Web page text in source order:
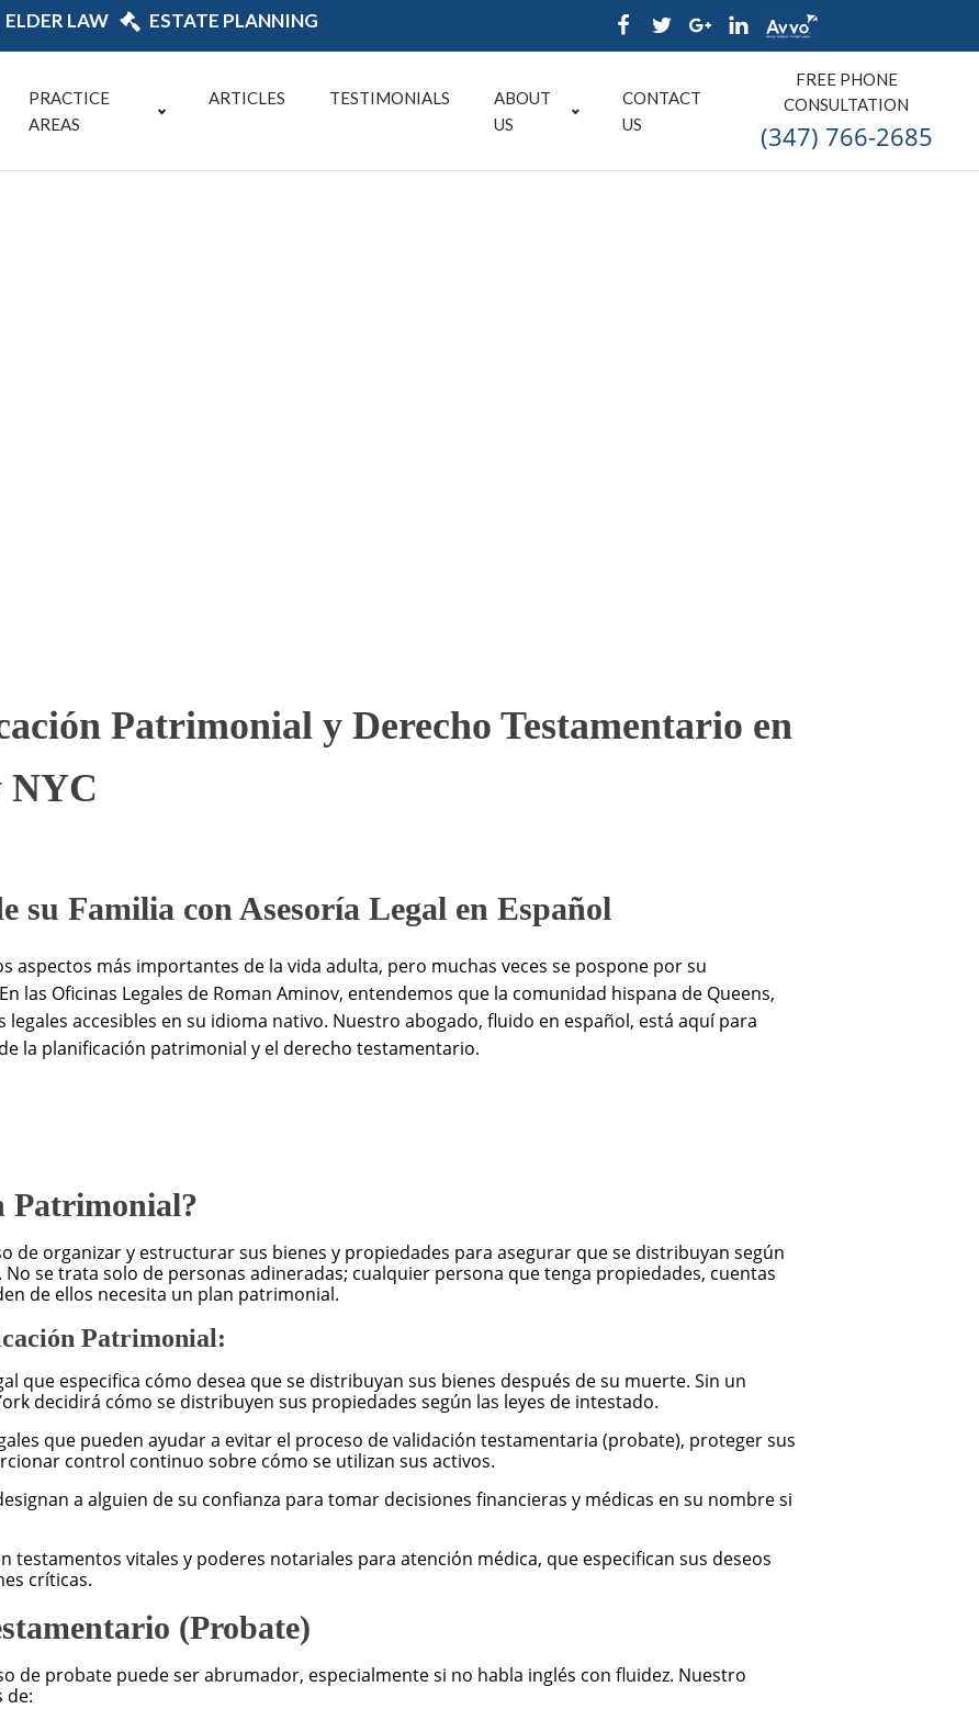
ELDER LAW ESTATE PLANNING
PRACTICE
AREAS
ARTICLES TESTIMONIALS
ABOUT
US
CONTACT
US
FREE PHONE
CONSULTATION
(347) 766-2685
Patrimonial y Derecho Testamentario en
NYC
su Familia con Asesoría Legal en Español
aspectos más importantes de la vida adulta, pero muchas veces se pospone por su
las Oficinas Legales de Roman Aminov, entendemos que la comunidad hispana de Queens,
legales accesibles en su idioma nativo. Nuestro abogado, fluido en español, está aquí para
la planificación patrimonial y el derecho testamentario.
Patrimonial?
de organizar y estructurar sus bienes y propiedades para asegurar que se distribuyan según
se trata solo de personas adineradas; cualquier persona que tenga propiedades, cuentas
de ellos necesita un plan patrimonial.
Patrimonial:
que especifica cómo desea que se distribuyan sus bienes después de su muerte. Sin un
decidirá cómo se distribuyen sus propiedades según las leyes de intestado.
que pueden ayudar a evitar el proceso de validación testamentaria (probate), proteger sus
control continuo sobre cómo se utilizan sus activos.
a alguien de su confianza para tomar decisiones financieras y médicas en su nombre si
testamentos vitales y poderes notariales para atención médica, que especifican sus deseos
críticas.
(Probate)
de probate puede ser abrumador, especialmente si no habla inglés con fluidez. Nuestro
de: